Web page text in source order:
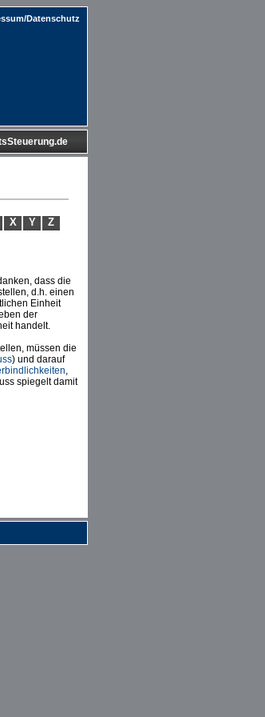
Datenschutz
X Y Z
dass die
d.h. einen
Einheit
der
handelt.
müssen die
) und darauf
,
spiegelt damit